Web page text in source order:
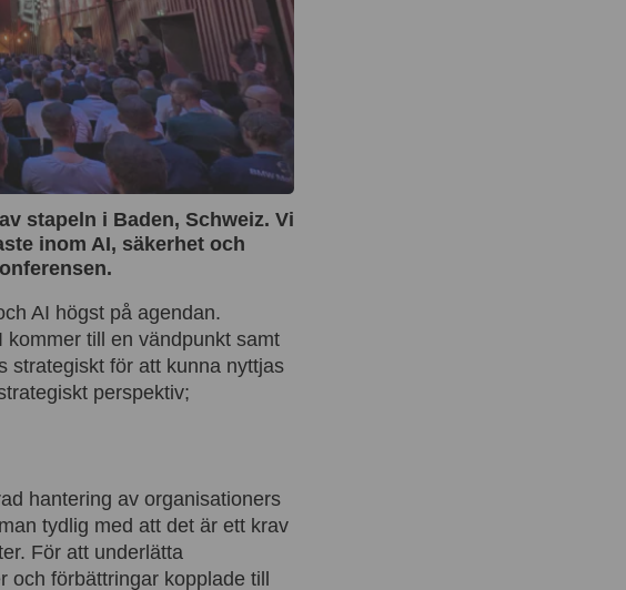
stapeln i Baden, Schweiz. Vi
inom AI, säkerhet och
AI högst på agendan.
till en vändpunkt samt
strategiskt för att kunna nyttjas
perspektiv;
hantering av organisationers
tydlig med att det är ett krav
För att underlätta
och förbättringar kopplade till